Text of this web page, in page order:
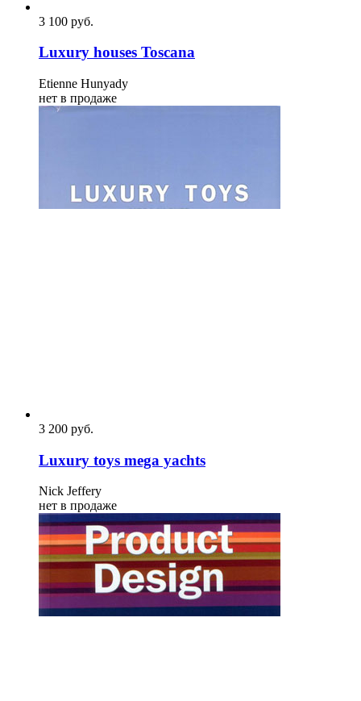
3 100 pуб.
Luxury houses Toscana
Etienne Hunyady
нет в продаже
3 200 pуб.
Luxury toys mega yachts
Nick Jeffery
нет в продаже